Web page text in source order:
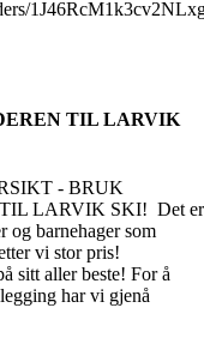
TIL LARVIK
- BRUK
LARVIK SKI! Det er
og barnehager som
vi stor pris!
sitt aller beste! For å
har vi gjenå